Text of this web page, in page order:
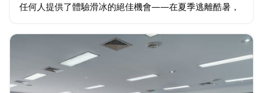
任何人提供了體驗滑冰的絕佳機會——在夏季逃離酷暑，
觀體驗…